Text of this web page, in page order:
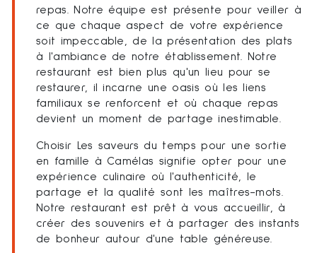
repas. Notre équipe est présente pour veiller à
ce que chaque aspect de votre expérience
soit impeccable, de la présentation des plats
à l'ambiance de notre établissement. Notre
restaurant est bien plus qu'un lieu pour se
restaurer, il incarne une oasis où les liens
familiaux se renforcent et où chaque repas
devient un moment de partage inestimable.
Choisir Les saveurs du temps pour une sortie
en famille à Camélas signifie opter pour une
expérience culinaire où l'authenticité, le
partage et la qualité sont les maîtres-mots.
Notre restaurant est prêt à vous accueillir, à
créer des souvenirs et à partager des instants
de bonheur autour d'une table généreuse.